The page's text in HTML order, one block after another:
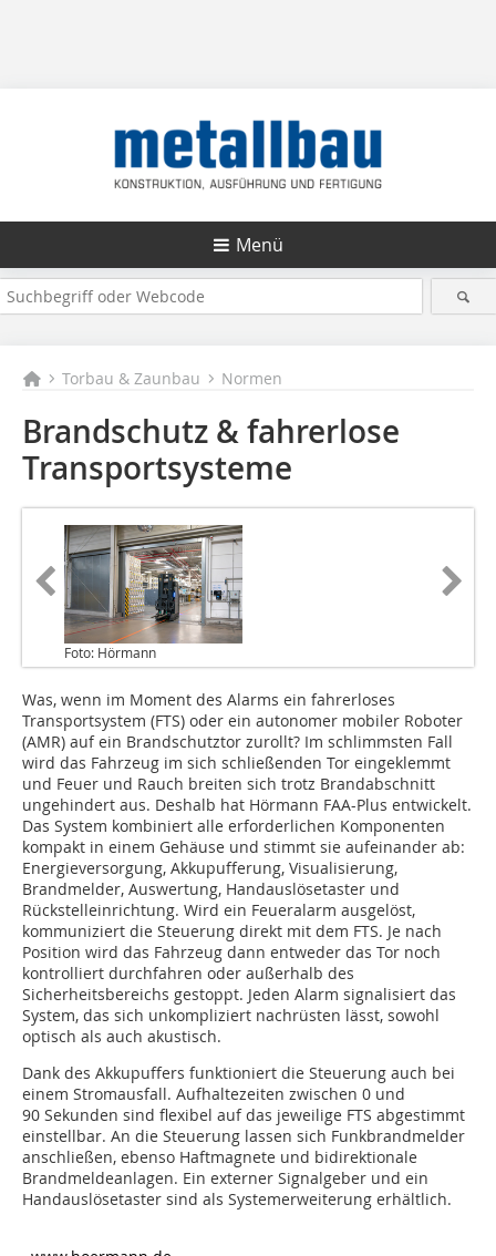
Menü
Torbau & Zaunbau Normen
Brandschutz & fahrerlose
Transportsysteme
Foto: Hörmann
Was, wenn im Moment des Alarms ein fahrerloses
Transportsystem (FTS) oder ein autonomer mobiler Roboter
(AMR) auf ein Brandschutztor zurollt? Im schlimmsten Fall
wird das Fahrzeug im sich schließenden Tor eingeklemmt
und Feuer und Rauch breiten sich trotz Brandabschnitt
ungehindert aus. Deshalb hat Hörmann FAA-Plus entwickelt.
Das System kombiniert alle erforderlichen Komponenten
kompakt in einem Gehäuse und stimmt sie aufeinander ab:
Energieversorgung, Akkupufferung, Visualisierung,
Brandmelder, Auswertung, Handauslösetaster und
Rückstelleinrichtung. Wird ein Feueralarm ausgelöst,
kommuniziert die Steuerung direkt mit dem FTS. Je nach
Position wird das Fahrzeug dann entweder das Tor noch
kontrolliert durchfahren oder außerhalb des
Sicherheitsbereichs gestoppt. Jeden Alarm signalisiert das
System, das sich unkompliziert nachrüsten lässt, sowohl
optisch als auch akustisch.
Dank des Akkupuffers funktioniert die Steuerung auch bei
einem Stromausfall. Aufhaltezeiten zwischen 0 und
90 Sekunden sind flexibel auf das jeweilige FTS abgestimmt
einstellbar. An die Steuerung lassen sich Funkbrandmelder
anschließen, ebenso Haftmagnete und bidirektionale
Brandmeldeanlagen. Ein externer Signalgeber und ein
Handauslösetaster sind als Systemerweiterung erhältlich.